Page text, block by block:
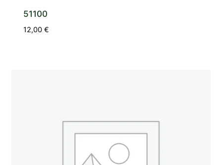
51100
12,00€